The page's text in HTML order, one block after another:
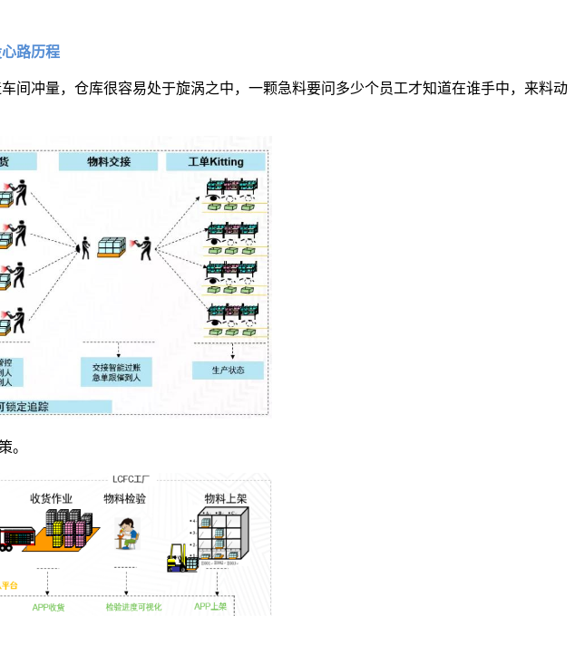
路历程
间冲量，仓库很容易处于旋涡之中，一颗急料要问多少个员工才知道在谁手中，来料动
。